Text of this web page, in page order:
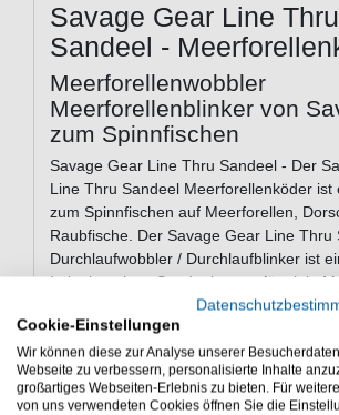
Savage Gear Line Thru
Sandeel -
Meerforellenwobbler
Meerforellenblinker von
zum Spinnfischen
Savage Gear Line Thru Sandeel - Der
Line Thru Sandeel Meerforellenköder ist
zum Spinnfischen auf Meerforellen,
Raubfische. Der Savage Gear Line Thru
Durchlaufwobbler / Durchlaufblinker ist
Imitation eines Sandaals, was für viele
der Küste in Nord- oder Ostsee eine der
Fische darstellt. Aufgrund der
Savage Gear Line Thru Sandeel
können gehakte Fische sich nicht so
Angelhaken befreien, da der Mefoköder
Cookie-Einstellungen
Wir können diese zur Analyse unserer
Webseite zu verbessern, personalisierte Inhalte
großartiges Webseiten-Erlebnis zu bieten. Für
von uns verwendeten Cookies öffnen Sie die